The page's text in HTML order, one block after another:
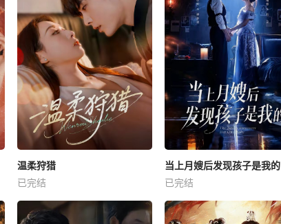
温柔狩猎
已完结
当上月嫂后发现孩子是我的
已完结